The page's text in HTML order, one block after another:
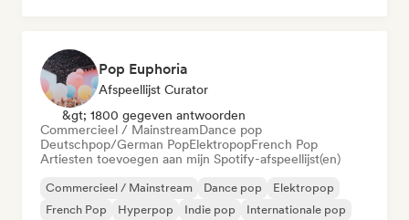
Pop Euphoria
Afspeellijst Curator
&gt; 1800 gegeven antwoorden
Commercieel / MainstreamDance pop
Deutschpop/German PopElektropopFrench Pop
Artiesten toevoegen aan mijn Spotify-afspeellijst(en)
Commercieel / Mainstream Dance pop
Elektropop
French Pop
Hyperpop Indie pop
Internationale pop